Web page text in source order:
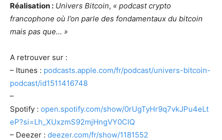
Réalisation : Univers Bitcoin, « podcast crypto
francophone où l’on parle des fondamentaux du bitcoin
mais pas que… »
A retrouver sur :
– Itunes : podcasts.apple.com/fr/podcast/univers-bitcoin-
podcast/id1511416748
–
Spotify : open.spotify.com/show/0rUgTyHr9q7vkJPu4eLt
eP?si=Lh_XUxzmS92mjHngVY0CIQ
– Deezer : deezer.com/fr/show/1181552